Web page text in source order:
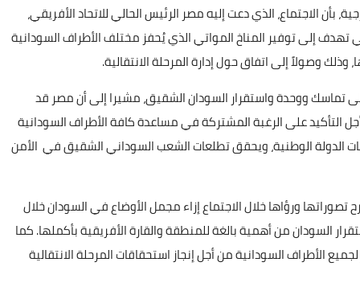
الاجتماع، الذي دعت إليه مصر الرئيس الحالي للاتحاد الأفريقي،
تهدف إلى توفير المناخ المواتي الذي يُحفز مختلف الأطراف السودانية
وصولاً إلى اتفاق حول إدارة المرحلة الانتقالية.
تماسك ووحدة واستقرار السودان الشقيق، مشيرا إلى أن مصر قد
التأكيد على الرغبة المشتركة في مساعدة كافة الأطراف السودانية
الدولة الوطنية، ويحقق تطلعات الشعب السوداني الشقيق في الأمن
ورؤاها خلال الاجتماع إزاء مجمل الأوضاع في السودان خلال
السودان من أهمية بالغة للمنطقة والقارة الأفريقية بأكملها. كما
الأطراف السودانية من أجل إنجاز استحقاقات المرحلة الانتقالية